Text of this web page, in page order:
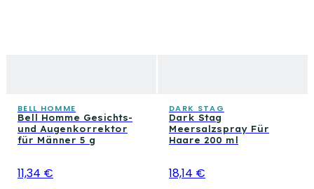
BELL HOMME
Bell Homme Gesichts-
und Augenkorrektor
für Männer 5 g
11,34 €
DARK STAG
Dark Stag
Meersalzspray Für
Haare 200 ml
18,14 €